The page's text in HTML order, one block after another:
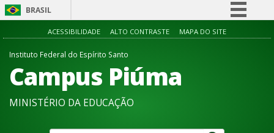
BRASIL
Simplifique!
Acesso à informação
Canais
ACESSIBILIDADE ALTO CONTRASTE MAPA DO SITE
Instituto Federal do Espírito Santo
Campus Piúma
MINISTÉRIO DA EDUCAÇÃO